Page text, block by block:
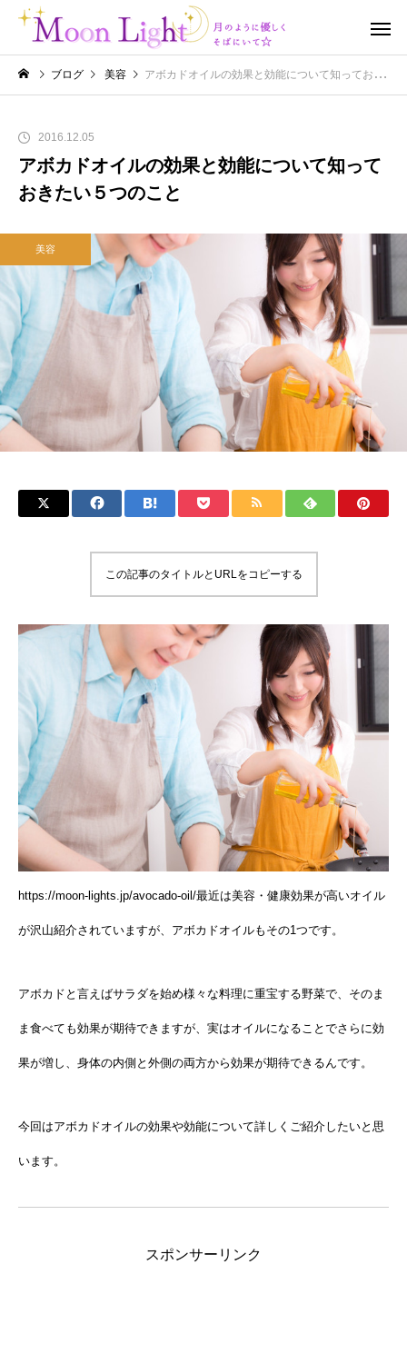
ブログ 美容 アボカドオイルの効果と効能について知っておきたい５つのこと
2016.12.05
アボカドオイルの効果と効能について知って
おきたい５つのこと
美容
この記事のタイトルとURLをコピーする
https://moon-lights.jp/avocado-oil/最近は美容・健康効果が高いオイル
が沢山紹介されていますが、アボカドオイルもその1つです。
アボカドと言えばサラダを始め様々な料理に重宝する野菜で、そのま
ま食べても効果が期待できますが、実はオイルになることでさらに効
果が増し、身体の内側と外側の両方から効果が期待できるんです。
今回はアボカドオイルの効果や効能について詳しくご紹介したいと思
います。
スポンサーリンク